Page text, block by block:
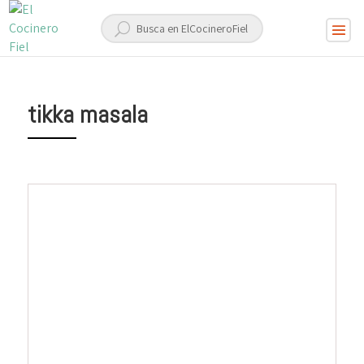
tikka masala